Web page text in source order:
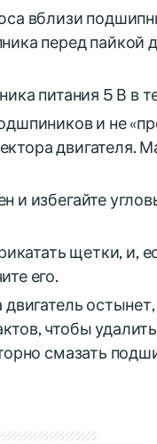
вблизи
перед пайкой
питания 5 В в
и не
двигателя.
и избегайте
щетки, и,
его.
чтобы
смазать